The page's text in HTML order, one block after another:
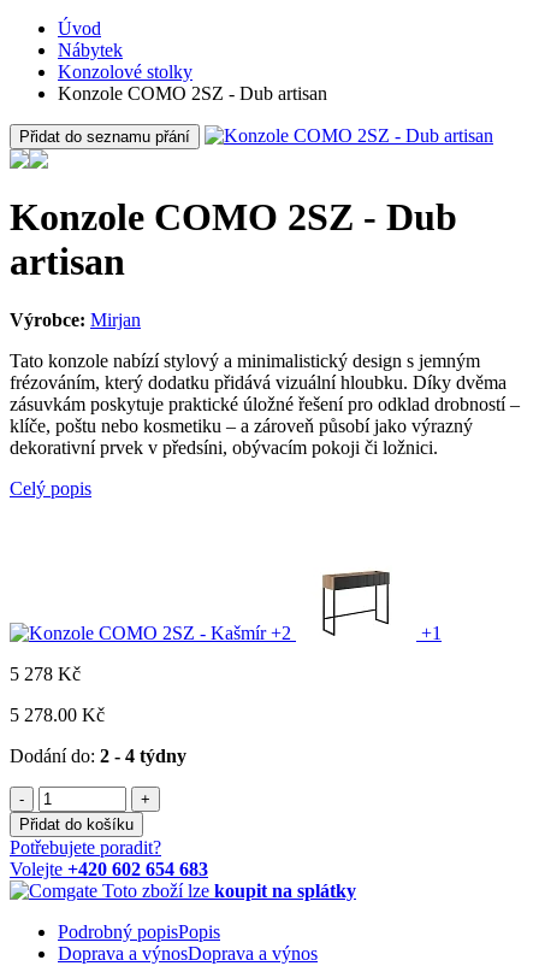
Úvod
Nábytek
Konzolové stolky
Konzole COMO 2SZ - Dub artisan
Přidat do seznamu přání
Konzole COMO 2SZ - Dub
artisan
Výrobce: Mirjan
Tato konzole nabízí stylový a minimalistický design s jemným
frézováním, který dodatku přidává vizuální hloubku. Díky dvěma
zásuvkám poskytuje praktické úložné řešení pro odklad drobností –
klíče, poštu nebo kosmetiku – a zároveň působí jako výrazný
dekorativní prvek v předsíni, obývacím pokoji či ložnici.
Celý popis
+2
+1
5 278 Kč
5 278.00 Kč
Dodání do: 2 - 4 týdny
-
+
Přidat do košíku
Potřebujete poradit?
Volejte +420 602 654 683
Toto zboží lze koupit na splátky
Podrobný popisPopis
Doprava a výnosDoprava a výnos